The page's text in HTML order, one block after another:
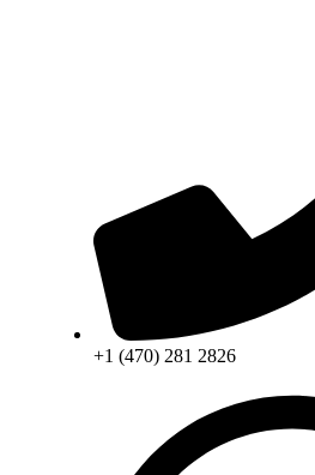
+1 (470) 281 2826